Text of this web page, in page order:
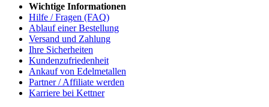
Wichtige Informationen
Hilfe / Fragen (FAQ)
Ablauf einer Bestellung
Versand und Zahlung
Ihre Sicherheiten
Kundenzufriedenheit
Ankauf von Edelmetallen
Partner / Affiliate werden
Karriere bei Kettner